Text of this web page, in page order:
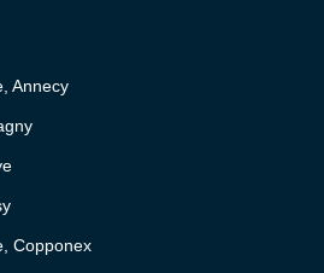
Annecy
Copponex